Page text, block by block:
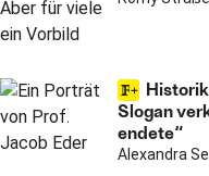
Slogan
endete“
Alexandra